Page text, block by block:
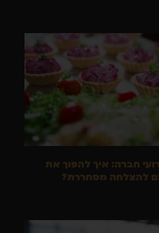
חברה: איך להפוך את
להצלחה מסחררת?